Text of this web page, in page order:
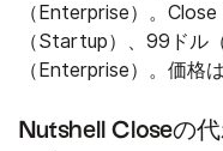
（Enterprise）。
（Startup）、99ドル
（Enterprise）。価格
Nutshell Closeの